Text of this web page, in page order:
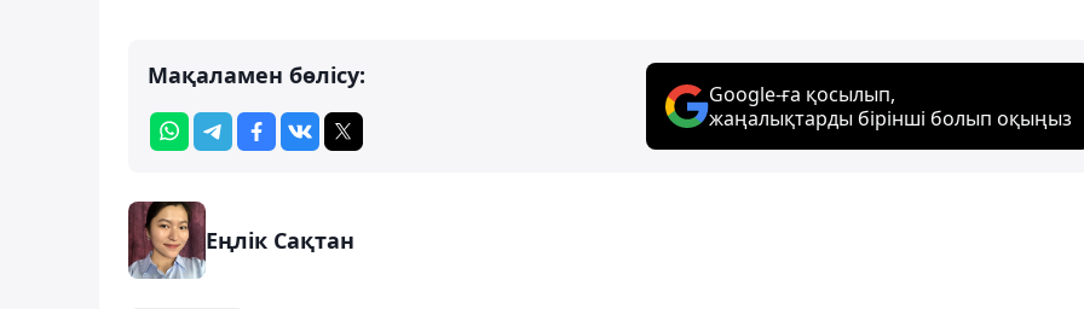
Мақаламен бөлісу:
Google-ға қосылып,
жаңалықтарды бірінші болып оқыңыз
Еңлік Сақтан